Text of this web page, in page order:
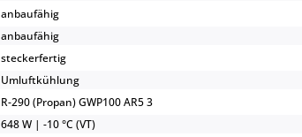
anbaufähig
anbaufähig
steckerfertig
Umluftkühlung
R-290 (Propan) GWP100 AR5 3
648 W | -10 °C (VT)